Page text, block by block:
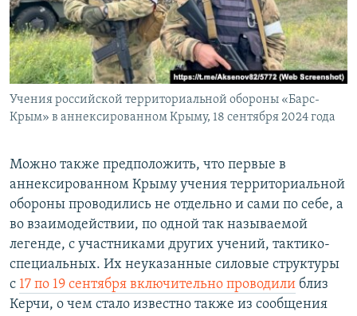
Учения российской территориальной обороны «Барс-
Крым» в аннексированном Крыму, 18 сентября 2024 года
Можно также предположить, что первые в
аннексированном Крыму учения территориальной
обороны проводились не отдельно и сами по себе, а
во взаимодействии, по одной так называемой
легенде, с участниками других учений, тактико-
специальных. Их неуказанные силовые структуры
с 17 по 19 сентября включительно проводили близ
Керчи, о чем стало известно также из сообщения